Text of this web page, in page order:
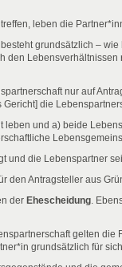
leben die
grundsätzlich –
den
nur auf
die
und a) beide
und die Lebenspartner
den Antragsteller aus
der Ehescheidung.
gelten
grundsätzlich für